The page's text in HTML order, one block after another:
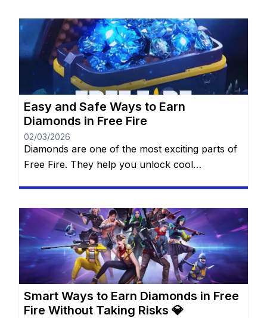
Easy and Safe Ways to Earn
Diamonds in Free Fire
02/03/2026
Diamonds are one of the most exciting parts of
Free Fire. They help you unlock cool
thrilling. For many players, diamonds feel like
magic gems that can transform the game
experience. The best part? You don’t always
need to spend real money […]
Smart Ways to Earn Diamonds in Free
Fire Without Taking Risks 💎